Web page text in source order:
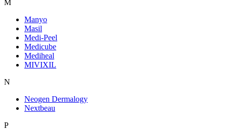
M
Manyo
Masil
Medi-Peel
Medicube
Mediheal
MIVIXIL
N
Neogen Dermalogy
Nextbeau
P